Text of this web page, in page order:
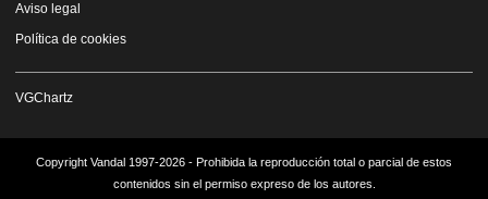
Aviso legal
Política de cookies
VGChartz
Copyright Vandal 1997-2026 - Prohibida la reproducción total o parcial de estos
contenidos sin el permiso expreso de los autores.